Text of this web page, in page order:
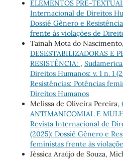
ELEMENTOS PRÉ-
Internacional de Direitos
Dossiê Gênero e
frente às violações de
Tainah Mota do Nascimento,
DESESTABILIZADORAS E
RESISTÊNCIA: ,
Direitos Humanos: v. 1 n. 1
Resistências: Potências
Direitos Humanos
Melissa de Oliveira Pereira,
ANTIMANICOMIAL E
Revista Internacional de
(2025): Dossiê Gênero e
feministas frente às
Jéssica Araújo de Souza,